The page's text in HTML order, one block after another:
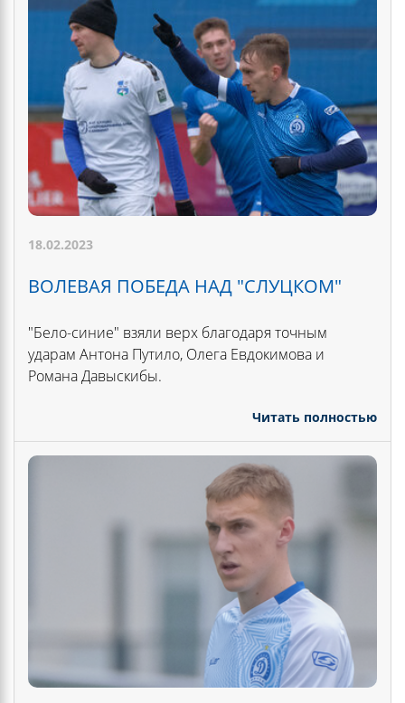
18.02.2023
ВОЛЕВАЯ ПОБЕДА НАД "СЛУЦКОМ"
"Бело-синие" взяли верх благодаря точным
ударам Антона Путило, Олега Евдокимова и
Романа Давыскибы.
Читать полностью